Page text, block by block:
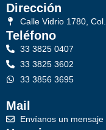
Dirección
Calle Vidrio 1780,
Teléfono
33 3825 0407
33 3825 3602
33 3856 3695
Mail
Envíanos un mensaje